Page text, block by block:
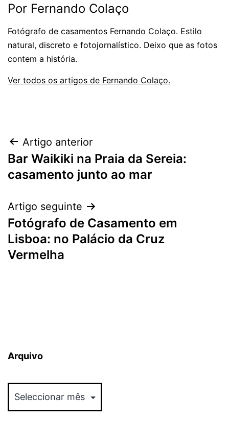
Por Fernando Colaço
Fotógrafo de casamentos Fernando Colaço. Estilo
natural, discreto e fotojornalístico. Deixo que as fotos
contem a história.
Ver todos os artigos de Fernando Colaço.
Navegação
de
Artigo anterior
Bar Waikiki na Praia da Sereia:
casamento junto ao mar
Artigo seguinte
Fotógrafo de Casamento em
Lisboa: no Palácio da Cruz
Vermelha
Arquivo